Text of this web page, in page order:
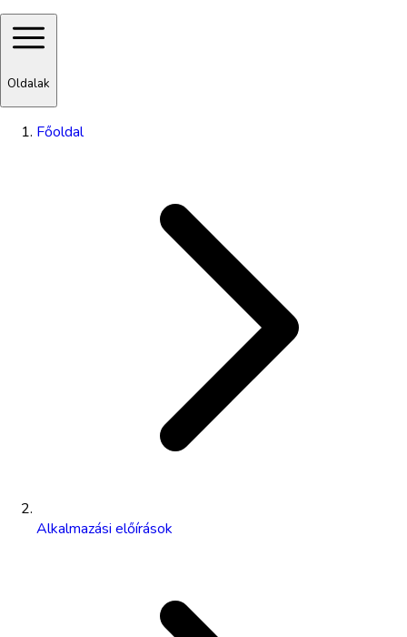
Oldalak
Főoldal
Alkalmazási előírások